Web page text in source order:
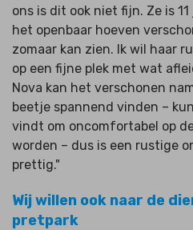
ons is dit ook niet fijn. Ze is
het openbaar hoeven
zomaar kan zien. Ik wil haar
op een fijne plek met wat
Nova kan het verschonen
beetje spannend vinden –
vindt om oncomfortabel op
worden – dus is een rustige
prettig."
Wij willen ook naar de
pretpark